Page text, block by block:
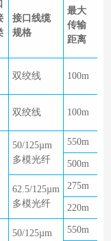
接口线缆
规格
最大
传输
距离
双绞线 100m
双绞线 100m
50/125µm
多模光纤
550m
500m
62.5/125µm
多模光纤
275m
220m
50/125µm
550m